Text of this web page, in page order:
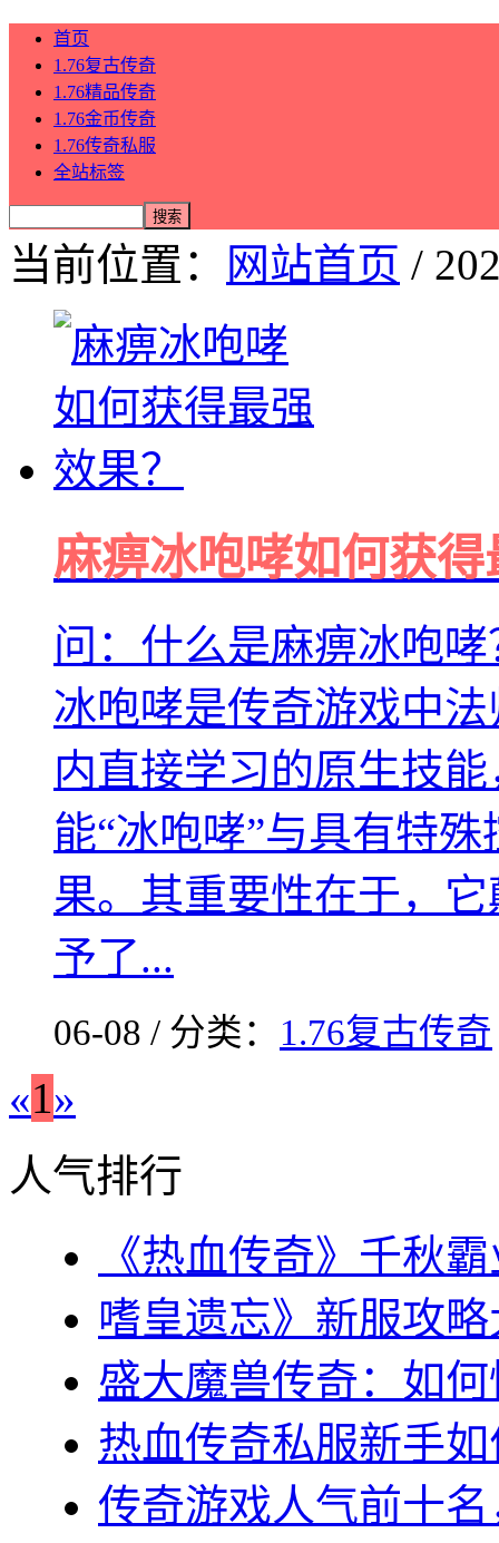
首页
1.76复古传奇
1.76精品传奇
1.76金币传奇
1.76传奇私服
全站标签
当前位置： 网站首页 /
麻痹冰咆哮如何获
问：什么是麻痹冰咆
冰咆哮是传奇游戏中
内直接学习的原生技
能“冰咆哮”与具有特
果。其重要性在于，
予了...
06-08 / 分类： 1.76复古传奇
«1»
人气排行
《热血传奇》千秋
嗜皇遗忘》新服攻
盛大魔兽传奇：如
热血传奇私服新手
传奇游戏人气前十